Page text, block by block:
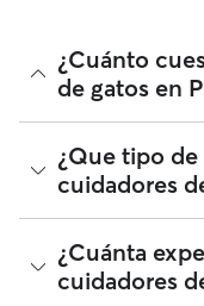
¿Cuánto
de gatos en
Los cuidadores de
fijar sus tarifas. El
Pájara en Rover
noche, incluyendo
de la
propias
¿Que tipo
cuidadores
¿Tan solo
y limpie el
estarán
¿Cuánta
cuidadores